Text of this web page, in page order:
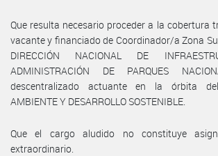
Que resulta necesario proceder a la cobertura
vacante y financiado de Coordinador/a Zona
DIRECCIÓN NACIONAL DE
ADMINISTRACIÓN DE PARQUES
descentralizado actuante en la órbita del
AMBIENTE Y DESARROLLO SOSTENIBLE.
Que el cargo aludido no constituye
extraordinario.